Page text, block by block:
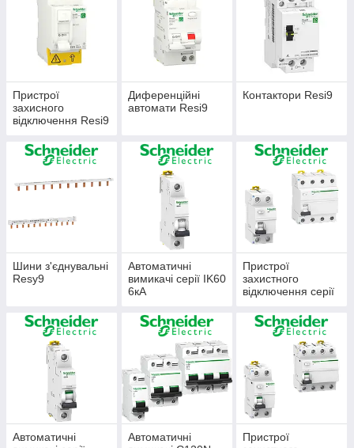
Пристрої
захисного
відключення Resi9
Диференційні
автомати Resi9
Контактори Resi9
Шини з'єднувальні
Resy9
Автоматичні
вимикачі серії IK60
6кА
Пристрої
захистного
відключення серії
Автоматичні
Автоматичні
Пристрої